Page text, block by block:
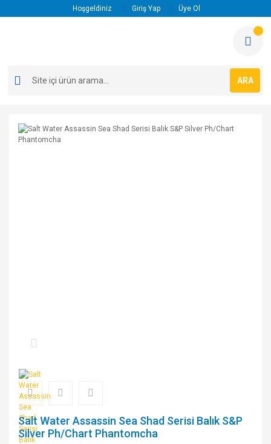
Hoşgeldiniz Giriş Yap Üye Ol
ARA
Salt Water Assassin Sea Shad Serisi Balık S&P
Silver Ph/Chart Phantomcha